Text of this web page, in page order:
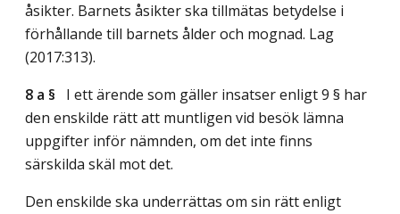
åsikter. Barnets åsikter ska tillmätas betydelse i
förhållande till barnets ålder och mognad. Lag
(2017:313).
8 a § I ett ärende som gäller insatser enligt 9 § har
den enskilde rätt att muntligen vid besök lämna
uppgifter inför nämnden, om det inte finns
särskilda skäl mot det.
Den enskilde ska underrättas om sin rätt enligt